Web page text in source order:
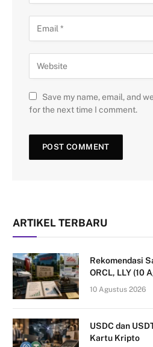
Save my name, email, and
for the next time I comment.
ARTIKEL TERBARU
Rekomendasi
ORCL, LLY (10
10 Agustus 2026
USDC dan
Kartu Kripto